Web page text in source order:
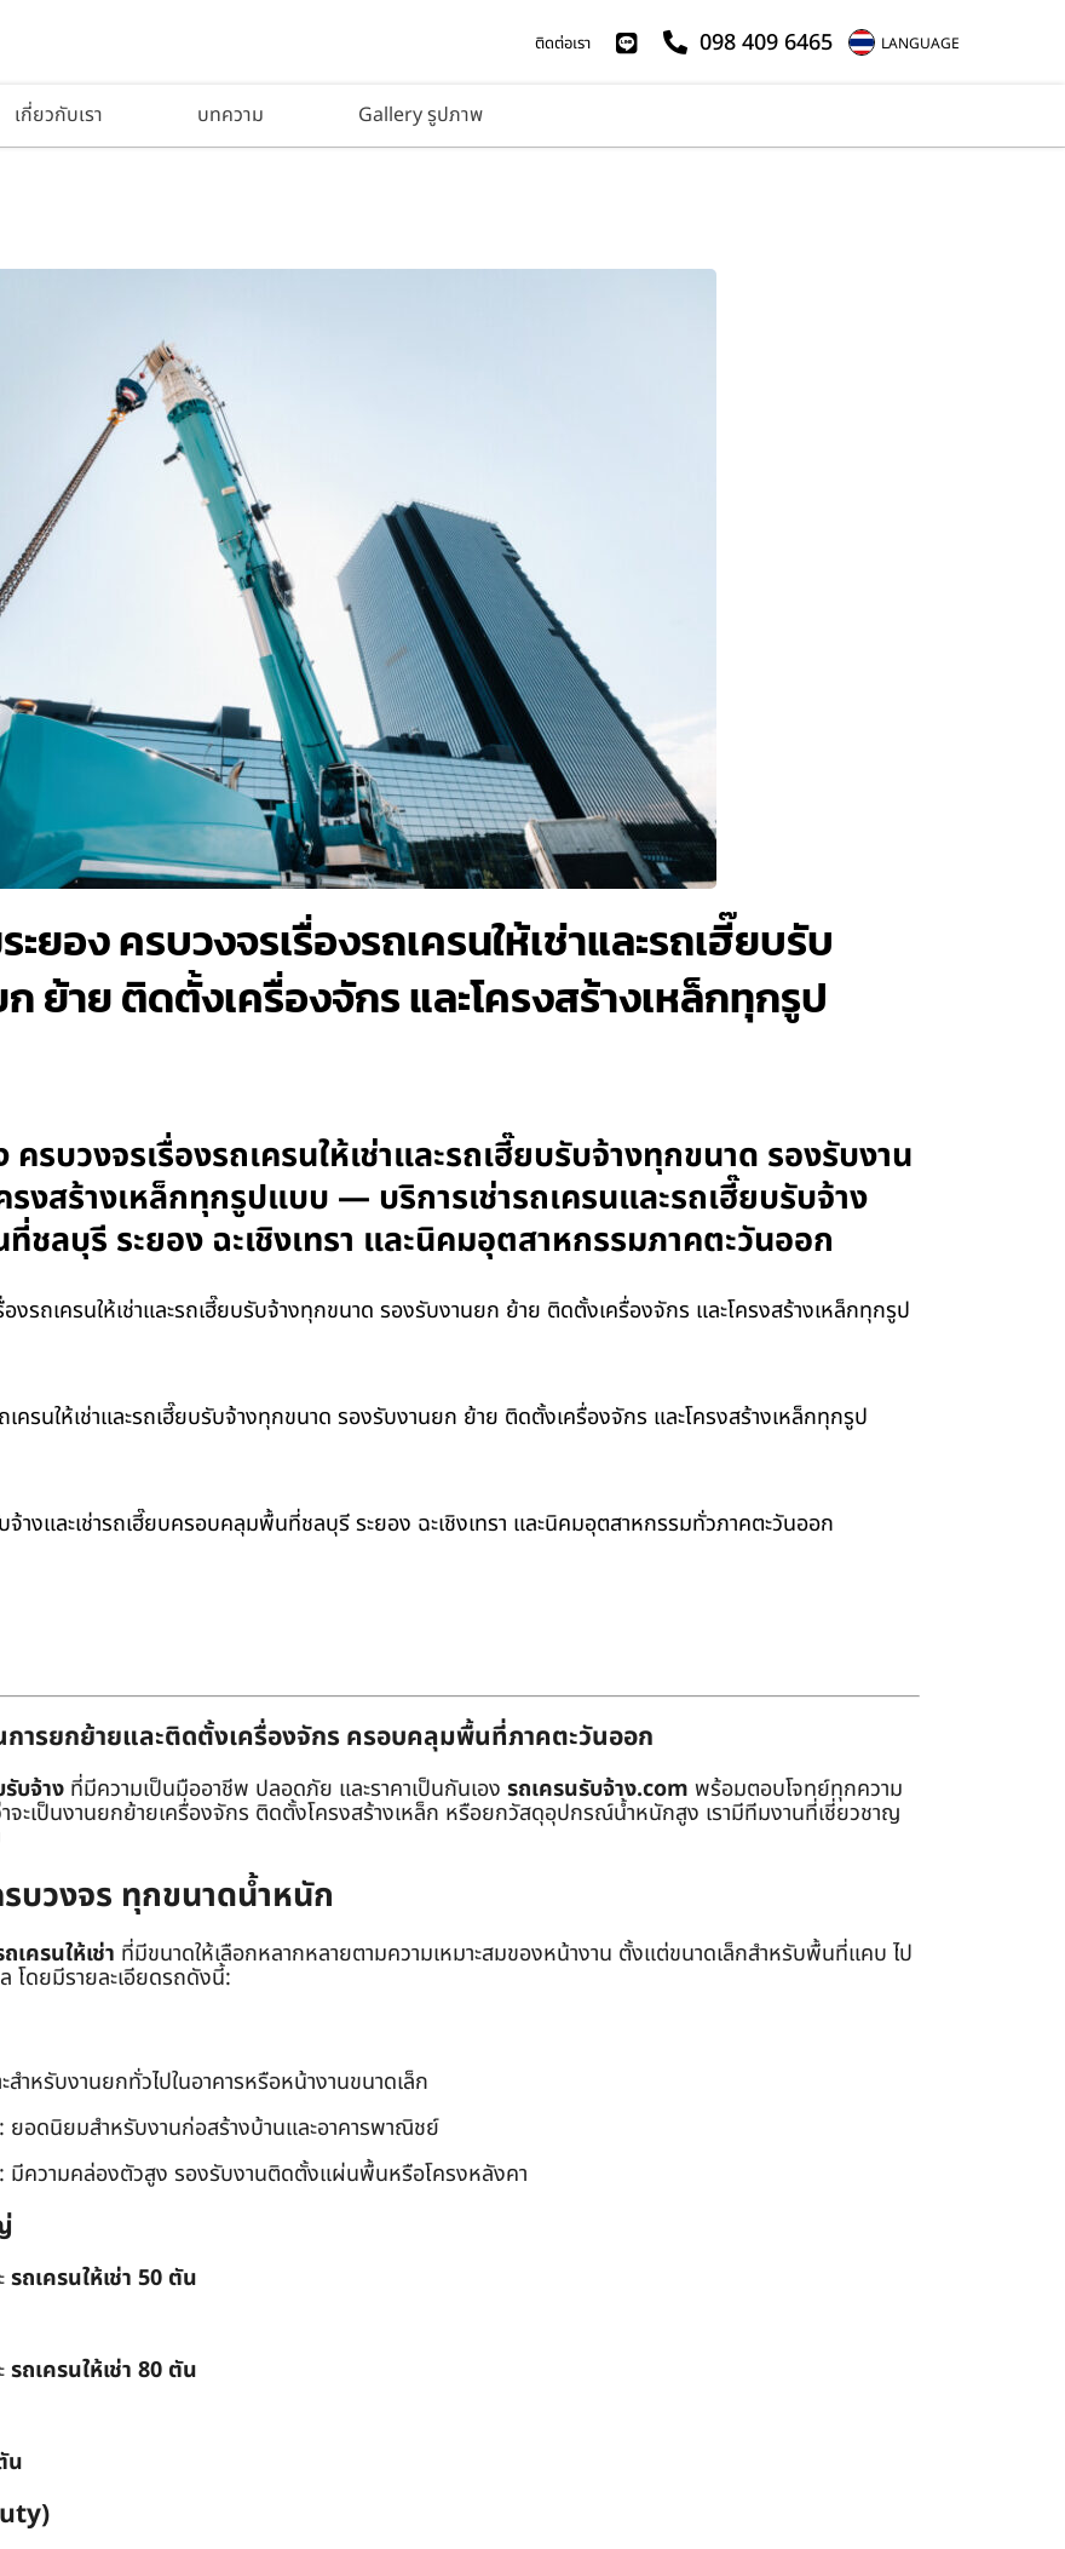
ติดต่อเรา 098 409 6465 LANGUAGE
เกี่ยวกับเรา บทความ Gallery รูปภาพ
ยอง ครบวงจรเรื่องรถเครนให้เช่าและรถเฮี๊ยบรับ
ย้าย ติดตั้งเครื่องจักร และโครงสร้างเหล็กทุกรูป
รบวงจรเรื่องรถเครนให้เช่าและรถเฮี๊ยบรับจ้างทุกขนาด รองรับงาน
งสร้างเหล็กทุกรูปแบบ — บริการเช่ารถเครนและรถเฮี๊ยบรับจ้าง
ลบุรี ระยอง ฉะเชิงเทรา และนิคมอุตสาหกรรมภาคตะวันออก
งรถเครนให้เช่าและรถเฮี๊ยบรับจ้างทุกขนาด รองรับงานยก ย้าย ติดตั้งเครื่องจักร และโครงสร้างเหล็กทุกรูป
ครนให้เช่าและรถเฮี๊ยบรับจ้างทุกขนาด รองรับงานยก ย้าย ติดตั้งเครื่องจักร และโครงสร้างเหล็กทุกรูป
างและเช่ารถเฮี๊ยบครอบคลุมพื้นที่ชลบุรี ระยอง ฉะเชิงเทรา และนิคมอุตสาหกรรมทั่วภาคตะวันออก
ารยกย้ายและติดตั้งเครื่องจักร ครอบคลุมพื้นที่ภาคตะวันออก
บจ้าง ที่มีความเป็นมืออาชีพ ปลอดภัย และราคาเป็นกันเอง รถเครนรับจ้าง.com พร้อมตอบโจทย์ทุกความ
จะเป็นงานยกย้ายเครื่องจักร ติดตั้งโครงสร้างเหล็ก หรือยกวัสดุอุปกรณ์น้ำหนักสูง เรามีทีมงานที่เชี่ยวชาญ
รบวงจร ทุกขนาดน้ำหนัก
เครนให้เช่า ที่มีขนาดให้เลือกหลากหลายตามความเหมาะสมของหน้างาน ตั้งแต่ขนาดเล็กสำหรับพื้นที่แคบ ไป
โดยมีรายละเอียดรถดังนี้:
สำหรับงานยกทั่วไปในอาคารหรือหน้างานขนาดเล็ก
: ยอดนิยมสำหรับงานก่อสร้างบ้านและอาคารพาณิชย์
: มีความคล่องตัวสูง รองรับงานติดตั้งแผ่นพื้นหรือโครงหลังคา
รถเครนให้เช่า 50 ตัน
รถเครนให้เช่า 80 ตัน
น